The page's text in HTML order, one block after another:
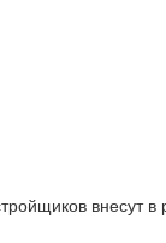
внесут в